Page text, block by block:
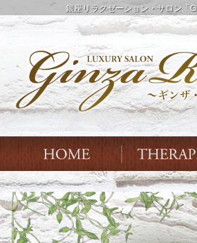
銀座リラクゼーション・サロン「